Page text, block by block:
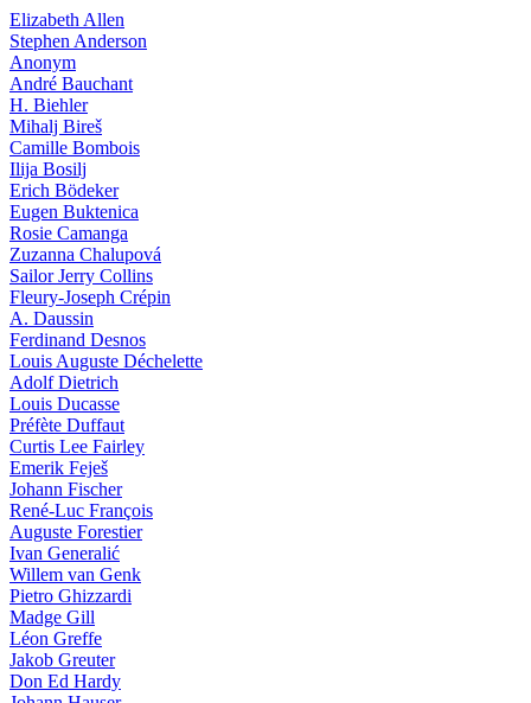
Elizabeth Allen
Stephen Anderson
Anonym
André Bauchant
H. Biehler
Mihalj Bireš
Camille Bombois
Ilija Bosilj
Erich Bödeker
Eugen Buktenica
Rosie Camanga
Zuzanna Chalupová
Sailor Jerry Collins
Fleury-Joseph Crépin
A. Daussin
Ferdinand Desnos
Louis Auguste Déchelette
Adolf Dietrich
Louis Ducasse
Préfète Duffaut
Curtis Lee Fairley
Emerik Feješ
Johann Fischer
René-Luc François
Auguste Forestier
Ivan Generalić
Willem van Genk
Pietro Ghizzardi
Madge Gill
Léon Greffe
Jakob Greuter
Don Ed Hardy